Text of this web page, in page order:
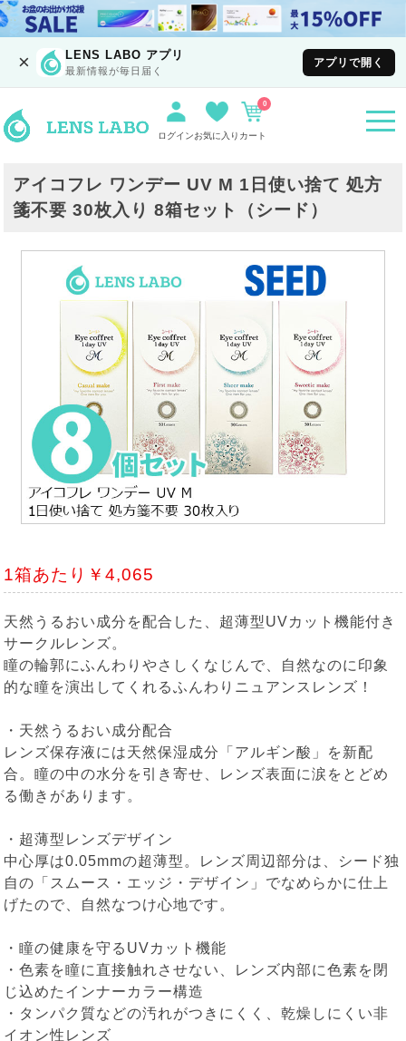
× LENS LABO アプリ
最新情報が毎日届く
アプリで開く
ログインお気に入り カート
0
アイコフレ ワンデー UV M 1日使い捨て 処方
箋不要 30枚入り 8箱セット（シード）
1箱あたり￥4,065
天然うるおい成分を配合した、超薄型UVカット機能付き
サークルレンズ。
瞳の輪郭にふんわりやさしくなじんで、自然なのに印象
的な瞳を演出してくれるふんわりニュアンスレンズ！
・天然うるおい成分配合
レンズ保存液には天然保湿成分「アルギン酸」を新配
合。瞳の中の水分を引き寄せ、レンズ表面に涙をとどめ
る働きがあります。
・超薄型レンズデザイン
中心厚は0.05mmの超薄型。レンズ周辺部分は、シード独
自の「スムース・エッジ・デザイン」でなめらかに仕上
げたので、自然なつけ心地です。
・瞳の健康を守るUVカット機能
・色素を瞳に直接触れさせない、レンズ内部に色素を閉
じ込めたインナーカラー構造
・タンパク質などの汚れがつきにくく、乾燥しにくい非
イオン性レンズ